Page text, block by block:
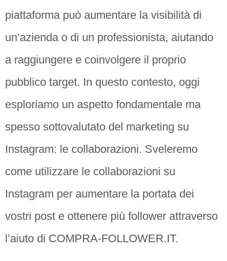
piattaforma può aumentare la visibilità di
un’azienda o di un professionista, aiutando
a raggiungere e coinvolgere il proprio
pubblico target. In questo contesto, oggi
esploriamo un aspetto fondamentale ma
spesso sottovalutato del marketing su
Instagram: le collaborazioni. Sveleremo
come utilizzare le collaborazioni su
Instagram per aumentare la portata dei
vostri post e ottenere più follower attraverso
l’aiuto di COMPRA-FOLLOWER.IT.